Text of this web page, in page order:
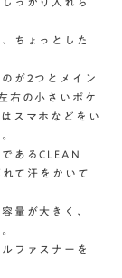
ちょっとした
が2つとメイン
右の小さいポケ
スマホなどをい
あるCLEAN
て汗をかいて
量が大きく、
ファスナーを